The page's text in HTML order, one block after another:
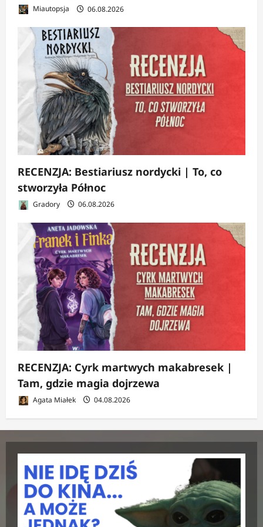
Miautopsja 06.08.2026
RECENZJA: Bestiariusz nordycki | To, co
stworzyła Północ
Gradory 06.08.2026
RECENZJA: Cyrk martwych makabresek |
Tam, gdzie magia dojrzewa
Agata Miałek 04.08.2026